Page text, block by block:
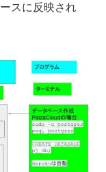
スに反映され